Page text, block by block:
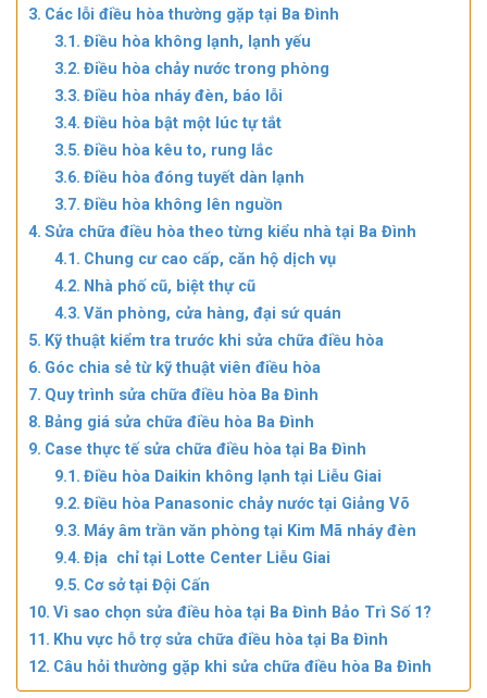
Các lỗi điều hòa thường gặp tại Ba Đình
Điều hòa không lạnh, lạnh yếu
Điều hòa chảy nước trong phòng
Điều hòa nháy đèn, báo lỗi
Điều hòa bật một lúc tự tắt
Điều hòa kêu to, rung lắc
Điều hòa đóng tuyết dàn lạnh
Điều hòa không lên nguồn
Sửa chữa điều hòa theo từng kiểu nhà tại Ba Đình
Chung cư cao cấp, căn hộ dịch vụ
Nhà phố cũ, biệt thự cũ
Văn phòng, cửa hàng, đại sứ quán
Kỹ thuật kiểm tra trước khi sửa chữa điều hòa
Góc chia sẻ từ kỹ thuật viên điều hòa
Quy trình sửa chữa điều hòa Ba Đình
Bảng giá sửa chữa điều hòa Ba Đình
Case thực tế sửa chữa điều hòa tại Ba Đình
Điều hòa Daikin không lạnh tại Liễu Giai
Điều hòa Panasonic chảy nước tại Giảng Võ
Máy âm trần văn phòng tại Kim Mã nháy đèn
Địa chỉ tại Lotte Center Liễu Giai
Cơ sở tại Đội Cấn
Vì sao chọn sửa điều hòa tại Ba Đình Bảo Trì Số 1?
Khu vực hỗ trợ sửa chữa điều hòa tại Ba Đình
Câu hỏi thường gặp khi sửa chữa điều hòa Ba Đình